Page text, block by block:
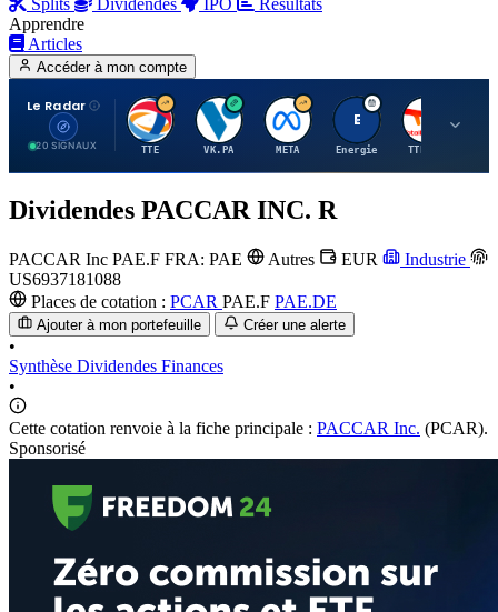
Apprendre
Articles
Accéder à mon compte
Le Radar
20 SIGNAUX
T
TTE
V
VK.PA
M
META
E
Energie
T
TTE.PA
Dividendes PACCAR INC. R
PACCAR Inc PAE.F FRA: PAE Autres EUR
Industrie
US6937181088
Places de cotation : PCAR PAE.F PAE.DE
Ajouter à mon portefeuille Créer une alerte
•
Synthèse Dividendes Finances
•
Cette cotation renvoie à la fiche principale : PACCAR Inc. (PCAR).
Sponsorisé